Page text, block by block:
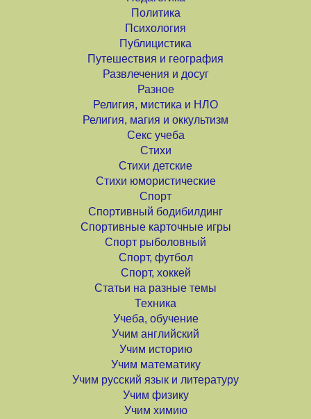
Политика
Психология
Публицистика
Путешествия и география
Развлечения и досуг
Разное
Религия, мистика и НЛО
Религия, магия и оккультизм
Секс учеба
Стихи
Стихи детские
Стихи юмористические
Спорт
Спортивный бодибилдинг
Спортивные карточные игры
Спорт рыболовный
Спорт, футбол
Спорт, хоккей
Статьи на разные темы
Техника
Учеба, обучение
Учим английский
Учим историю
Учим математику
Учим русский язык и литературу
Учим физику
Учим химию